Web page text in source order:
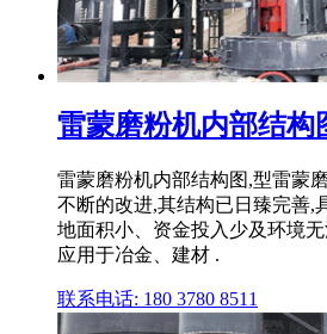
雷蒙磨粉机内部结构
雷蒙磨粉机内部结构图,型雷蒙
不断的改进,其结构已日臻完善,
地面积小、资金投入少及环境
应用于冶金、建材 .
联系电话: 180 3780 8511